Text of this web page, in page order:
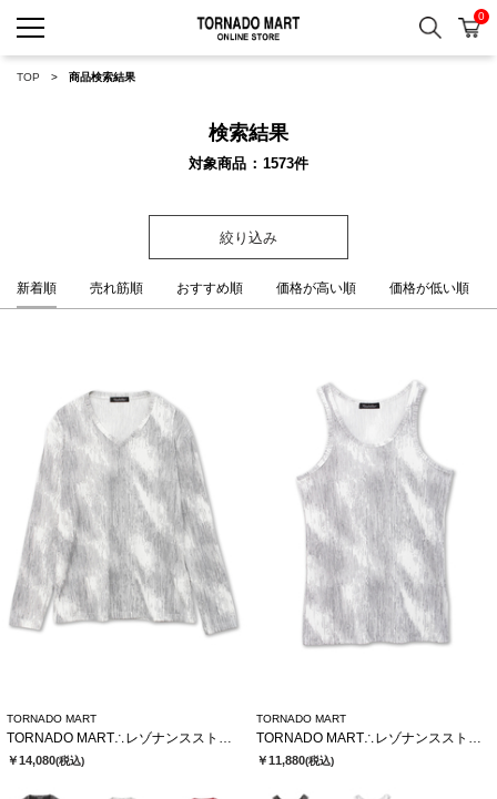
検索 カ
0
TOP 商品検索結果
検索結果
対象商品 1573件
絞り込み
新着順 売れ筋順 おすすめ順 価格が高い順 価格が低い順
TORNADO MART
￥14,080(税込)
TORNADO MART
￥11,880(税込)